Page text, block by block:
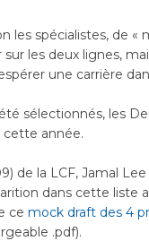
les spécialistes, de «
les deux lignes,
une carrière
sélectionnés, les
cette année.
de la LCF, Jamal
dans cette liste
ce mock draft des 4
.pdf).